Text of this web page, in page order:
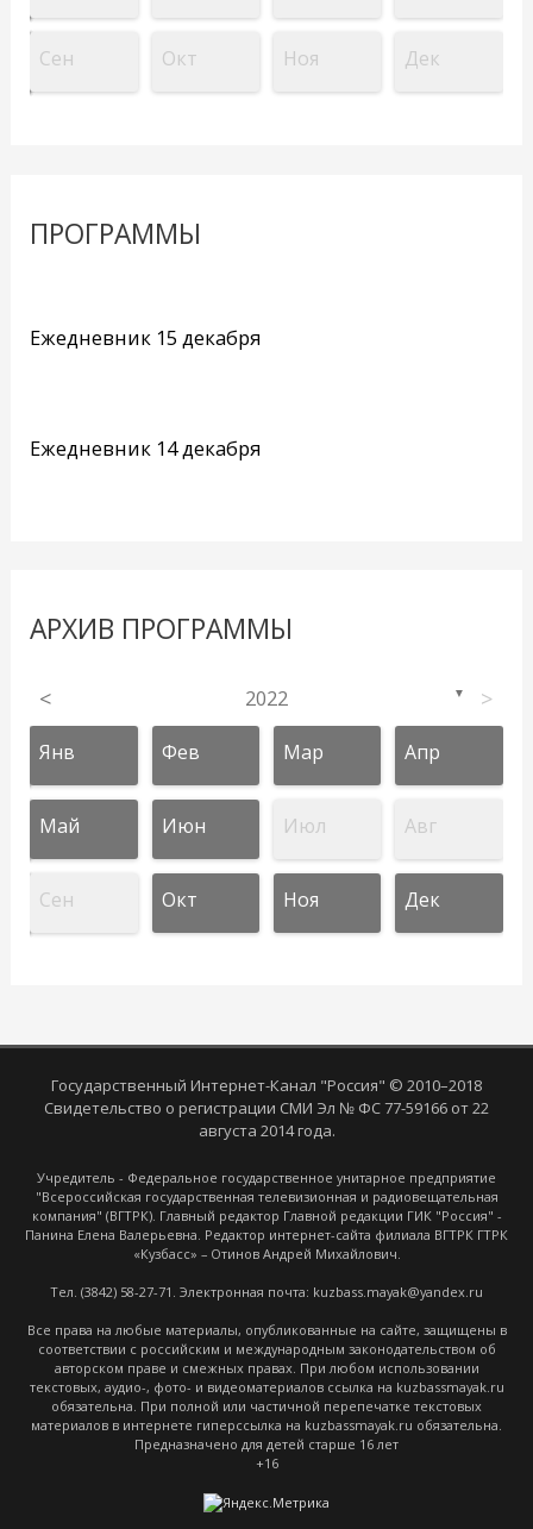
Сен Окт Ноя Дек
ПРОГРАММЫ
Ежедневник 15 декабря
Ежедневник 14 декабря
АРХИВ ПРОГРАММЫ
< 2022 ▼ >
Янв Фев Мар Апр
Май Июн Июл Авг
Сен Окт Ноя Дек
Государственный Интернет-Канал "Россия" © 2010–2018
Свидетельство о регистрации СМИ Эл № ФС 77-59166 от 22
августа 2014 года.
Учредитель - Федеральное государственное унитарное предприятие
"Всероссийская государственная телевизионная и радиовещательная
компания" (ВГТРК). Главный редактор Главной редакции ГИК "Россия" -
Панина Елена Валерьевна. Редактор интернет-сайта филиала ВГТРК ГТРК
«Кузбасс» – Отинов Андрей Михайлович.
Тел. (3842) 58-27-71. Электронная почта: kuzbass.mayak@yandex.ru
Все права на любые материалы, опубликованные на сайте, защищены в
соответствии с российским и международным законодательством об
авторском праве и смежных правах. При любом использовании
текстовых, аудио-, фото- и видеоматериалов ссылка на kuzbassmayak.ru
обязательна. При полной или частичной перепечатке текстовых
материалов в интернете гиперссылка на kuzbassmayak.ru обязательна.
Предназначено для детей старше 16 лет
+16